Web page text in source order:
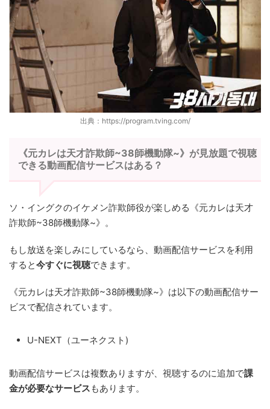
出典：https://program.tving.com/
《元カレは天才詐欺師~38師機動隊~》が見放題で視聴
できる動画配信サービスはある？
ソ・イングクのイケメン詐欺師役が楽しめる《元カレは天才
詐欺師~38師機動隊~》。
もし放送を楽しみにしているなら、動画配信サービスを利用
すると今すぐに視聴できます。
《元カレは天才詐欺師~38師機動隊~》は以下の動画配信サー
ビスで配信されています。
U-NEXT（ユーネクスト)
動画配信サービスは複数ありますが、視聴するのに追加で課
金が必要なサービス もあります。